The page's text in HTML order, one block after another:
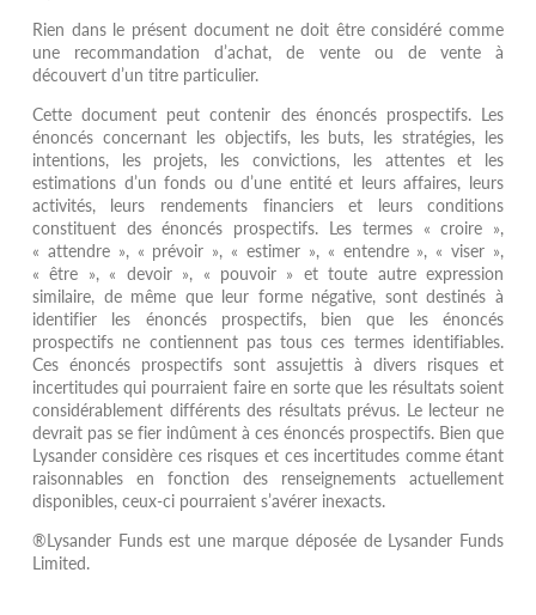
Rien dans le présent document ne doit être considéré comme
une recommandation d’achat, de vente ou de vente à
découvert d’un titre particulier.
Cette document peut contenir des énoncés prospectifs. Les
énoncés concernant les objectifs, les buts, les stratégies, les
intentions, les projets, les convictions, les attentes et les
estimations d’un fonds ou d’une entité et leurs affaires, leurs
activités, leurs rendements financiers et leurs conditions
constituent des énoncés prospectifs. Les termes « croire »,
« attendre », « prévoir », « estimer », « entendre », « viser »,
« être », « devoir », « pouvoir » et toute autre expression
similaire, de même que leur forme négative, sont destinés à
identifier les énoncés prospectifs, bien que les énoncés
prospectifs ne contiennent pas tous ces termes identifiables.
Ces énoncés prospectifs sont assujettis à divers risques et
incertitudes qui pourraient faire en sorte que les résultats soient
considérablement différents des résultats prévus. Le lecteur ne
devrait pas se fier indûment à ces énoncés prospectifs. Bien que
Lysander considère ces risques et ces incertitudes comme étant
raisonnables en fonction des renseignements actuellement
disponibles, ceux-ci pourraient s’avérer inexacts.
®Lysander Funds est une marque déposée de Lysander Funds
Limited.